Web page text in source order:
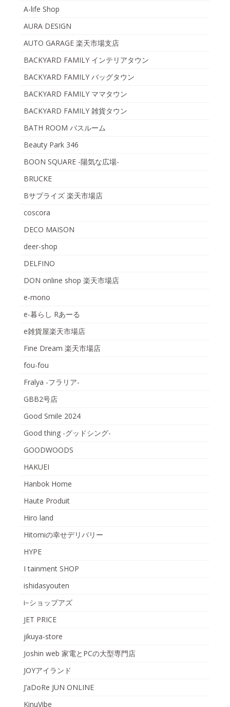
A-life Shop
AURA DESIGN
AUTO GARAGE 楽天市場支店
BACKYARD FAMILY インテリアタウン
BACKYARD FAMILY バッグタウン
BACKYARD FAMILY ママタウン
BACKYARD FAMILY 雑貨タウン
BATH ROOM バスルーム
Beauty Park 346
BOON SQUARE -陽気な広場-
BRUCKE
Bサプライズ 楽天市場店
coscora
DECO MAISON
deer-shop
DELFINO
DON online shop 楽天市場店
e-mono
e-暮らし Rあーる
e雑貨屋楽天市場店
Fine Dream 楽天市場店
fou-fou
Fralya -フラリア-
GBB2号店
Good Smile 2024
Good thing -グッドシング-
GOODWOODS
HAKUEI
Hanbok Home
Haute Produit
Hiro land
Hitomiの幸せデリバリー
HYPE
I tainment SHOP
ishidasyouten
i−ショップアズ
JET PRICE
jikuya-store
Joshin web 家電とPCの大型専門店
JOYアイランド
J’aDoRe JUN ONLINE
KinuVibe